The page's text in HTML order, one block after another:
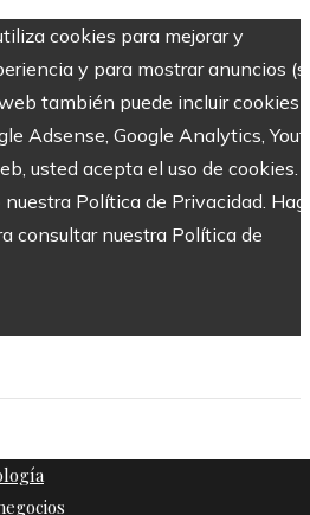
cookies para mejorar y
y para mostrar anuncios
también puede incluir cookies
Adsense, Google Analytics,
usted acepta el uso de cookies.
Política de Privacidad.
consultar nuestra Política de